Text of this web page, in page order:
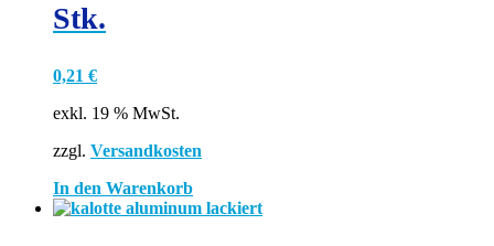
Stk.
0,21 €
exkl. 19 % MwSt.
zzgl. Versandkosten
In den Warenkorb